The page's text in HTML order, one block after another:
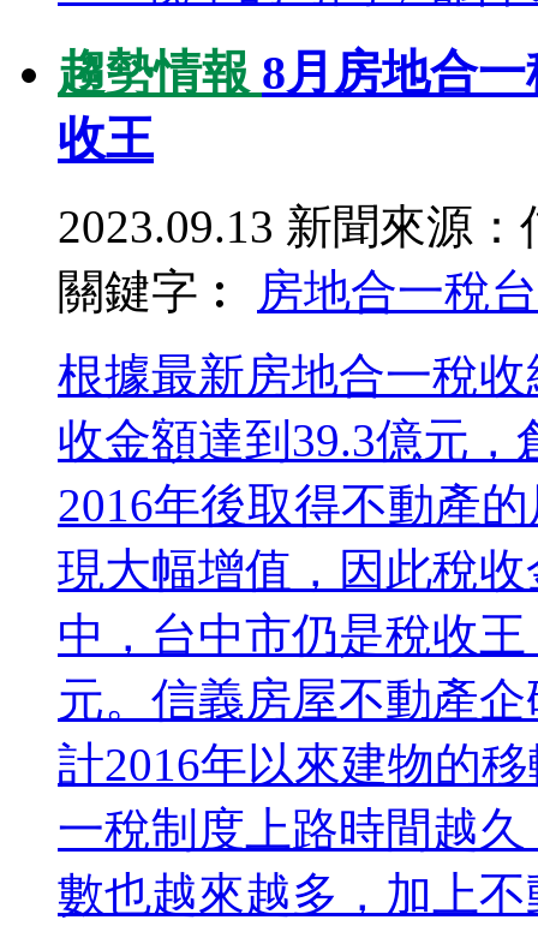
趨勢情報 8月房地合
收王
2023.09.13 新聞來源：
關鍵字︰
房地合一稅
根據最新房地合一稅
收金額達到39.3億元
2016年後取得不動產
現大幅增值，因此稅
中，台中市仍是稅收
元。信義房屋不動產
計2016年以來建物的
一稅制度上路時間越
數也越來越多，加上